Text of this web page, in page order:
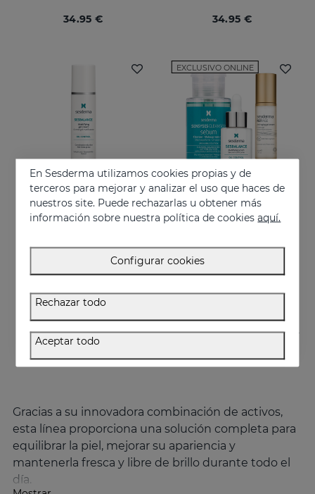
34.95 € 34.95 €
Añadir
SESBALANCE Crema Gel
Matificante oil control
EXCLUSIVO ONLINE
Añadir
PACK Antiedad Piel Grasa
Gracias a su innovadora combinación de activos,
esta línea proporciona una solución completa para
equilibrar la piel, mejorar su apariencia y
mantenerla fresca y libre de brillo durante todo el
día.
En Sesderma utilizamos cookies propias y de
terceros para mejorar y analizar el uso que haces de
nuestros site. Puede rechazarlas u obtener más
información sobre nuestra política de cookiesaquí.
Configurar cookies
Rechazar todo
Aceptar todo